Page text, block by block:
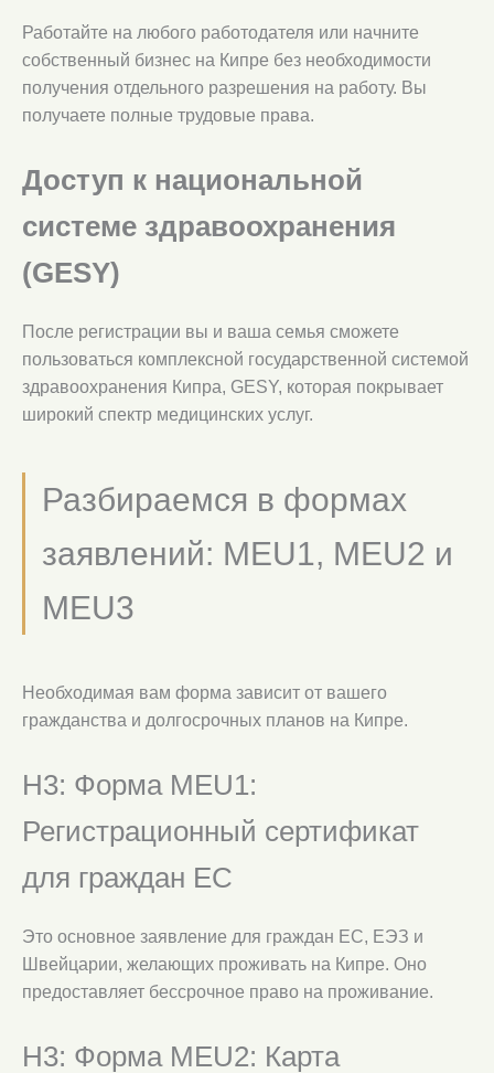
Работайте на любого работодателя или начните
собственный бизнес на Кипре без необходимости
получения отдельного разрешения на работу. Вы
получаете полные трудовые права.
Доступ к национальной
системе здравоохранения
(GESY)
После регистрации вы и ваша семья сможете
пользоваться комплексной государственной системой
здравоохранения Кипра, GESY, которая покрывает
широкий спектр медицинских услуг.
Разбираемся в формах
заявлений: MEU1, MEU2 и
MEU3
Необходимая вам форма зависит от вашего
гражданства и долгосрочных планов на Кипре.
H3: Форма MEU1:
Регистрационный сертификат
для граждан ЕС
Это основное заявление для граждан ЕС, ЕЭЗ и
Швейцарии, желающих проживать на Кипре. Оно
предоставляет бессрочное право на проживание.
H3: Форма MEU2: Карта